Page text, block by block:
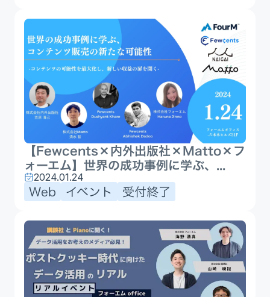
【Fewcents×内外出版社×Matto×フ
ォーエム】世界の成功事例に学ぶ、...
2024.01.24
Web イベント 受付終了